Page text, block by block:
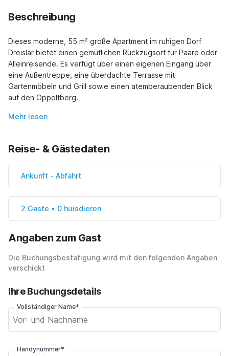
Beschreibung
Dieses moderne, 55 m² große Apartment im ruhigen Dorf
Dreislar bietet einen gemütlichen Rückzugsort für Paare oder
Alleinreisende. Es verfügt über einen eigenen Eingang über
eine Außentreppe, eine überdachte Terrasse mit
Gartenmöbeln und Grill sowie einen atemberaubenden Blick
auf den Oppoltberg.
Mehr lesen
Reise- & Gästedaten
Ankunft - Abfahrt
2 Gäste • 0 huisdieren
Angaben zum Gast
Die Buchungsbestätigung wird mit den folgenden Angaben
verschickt
Ihre Buchungsdetails
Vollständiger Name*
Handynummer*